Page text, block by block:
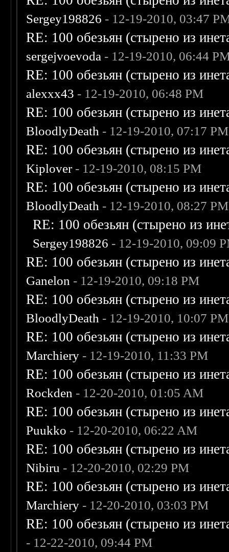
Sergey198826 - 12-19-2010, 03:47
RE: 100 обезьян (стырено из
sergejvoevoda - 12-19-2010, 06:44
RE: 100 обезьян (стырено из
alexxx43 - 12-19-2010, 06:48 PM
RE: 100 обезьян (стырено из
BloodlyDeath - 12-19-2010, 07:17 PM
RE: 100 обезьян (стырено из
Kiplover- 12-19-2010, 08:15 PM
RE: 100 обезьян (стырено из
BloodlyDeath - 12-19-2010, 08:27 PM
RE: 100 обезьян (стырено из
Sergey198826 - 12-19-2010, 09:09
RE: 100 обезьян (стырено из
Ganelon - 12-19-2010, 09:18 PM
RE: 100 обезьян (стырено из
BloodlyDeath - 12-19-2010, 10:07 PM
RE: 100 обезьян (стырено из
Marchiery - 12-19-2010, 11:33 PM
RE: 100 обезьян (стырено из
Rockden - 12-20-2010, 01:05 AM
RE: 100 обезьян (стырено из
Puukko - 12-20-2010, 06:22 AM
RE: 100 обезьян (стырено из
Nibiru - 12-20-2010, 02:29 PM
RE: 100 обезьян (стырено из
Marchiery - 12-20-2010, 03:03 PM
RE: 100 обезьян (стырено из
- 12-22-2010, 09:44 PM